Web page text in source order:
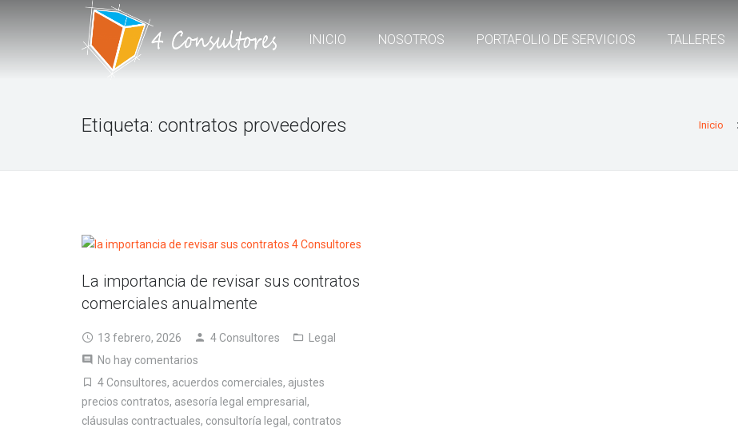
INICIO NOSOTROS PORTAFOLIO DE SERVICIOS TALLERES
Etiqueta: contratos proveedores Inicio
La importancia de revisar sus contratos
comerciales anualmente
13 febrero, 2026 4 Consultores
Legal
No hay comentarios
4 Consultores, acuerdos comerciales, ajustes
precios contratos, asesoría legal empresarial ,
cláusulas contractuales, consultoría legal , contratos